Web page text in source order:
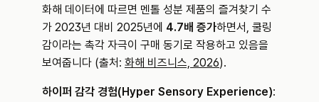
화해 데이터에 따르면 멘톨 성분 제품의 즐겨찾기 수
가 2023년 대비 2025년에 4.7배 증가하면서, 쿨링
감이라는 촉각 자극이 구매 동기로 작용하고 있음을
보여줍니다 (출처: 화해 비즈니스, 2026).
하이퍼 감각 경험(Hyper Sensory Experience):